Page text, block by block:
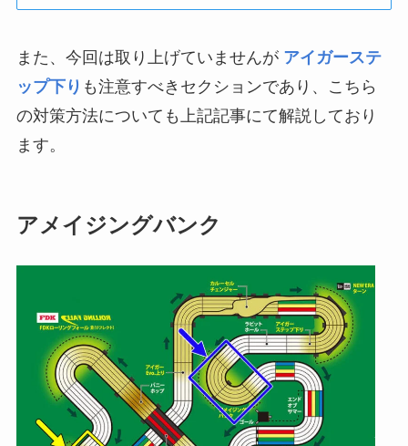
また、今回は取り上げていませんが アイガーステ
ップ下り も注意すべきセクションであり、こちら
の対策方法についても上記記事にて解説しており
ます。
アメイジングバンク